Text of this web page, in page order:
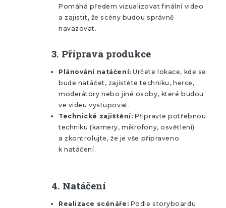
Pomáhá předem vizualizovat finální video
a zajistit, že scény budou správně
navazovat.
3. Příprava produkce
Plánování natáčení: Určete lokace, kde se
bude natáčet, zajistěte techniku, herce,
moderátory nebo jiné osoby, které budou
ve videu vystupovat.
Technické zajištění: Připravte potřebnou
techniku (kamery, mikrofony, osvětlení)
a zkontrolujte, že je vše připraveno
k natáčení.
4. Natáčení
Realizace scénáře: Podle storyboardu